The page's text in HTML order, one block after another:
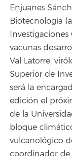
Enjuanes
Biotecnología
Investigaciones
vacunas
Val Latorre,
Superior de
será la
edición el
de la
bloque
vulcanológico
coordinador de